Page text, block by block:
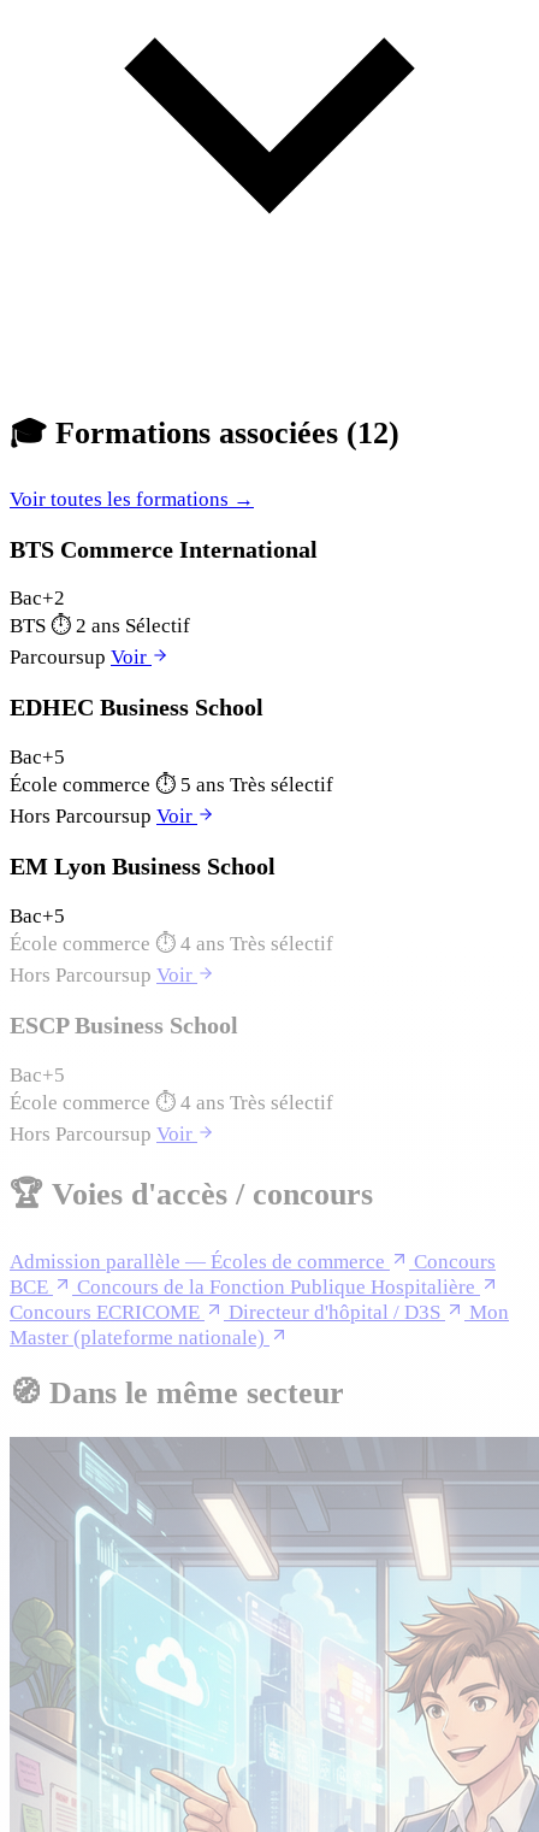
🎓 Formations associées (12)
Voir toutes les formations →
BTS Commerce International
Bac+2
BTS ⏱ 2 ans Sélectif
Parcoursup Voir
EDHEC Business School
Bac+5
École commerce ⏱ 5 ans Très sélectif
Hors Parcoursup Voir
EM Lyon Business School
Bac+5
École commerce ⏱ 4 ans Très sélectif
Hors Parcoursup Voir
ESCP Business School
Bac+5
École commerce ⏱ 4 ans Très sélectif
Hors Parcoursup Voir
🏆 Voies d'accès / concours
Admission parallèle — Écoles de commerce
Concours
BCE
Concours de la Fonction Publique Hospitalière
Concours ECRICOME
Directeur d'hôpital / D3S
Mon
Master (plateforme nationale)
🧭 Dans le même secteur